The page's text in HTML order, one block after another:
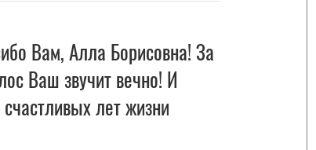
Вам, Алла Борисовна! За
Ваш звучит вечно! И
лет жизни